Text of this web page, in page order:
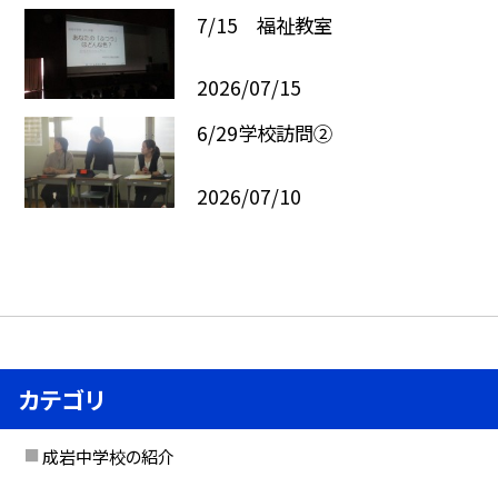
7/15 福祉教室
2026/07/15
6/29学校訪問②
2026/07/10
カテゴリ
成岩中学校の紹介